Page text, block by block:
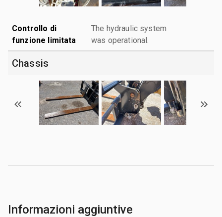
Controllo di
funzione limitata
The hydraulic system
was operational.
Chassis
Informazioni aggiuntive